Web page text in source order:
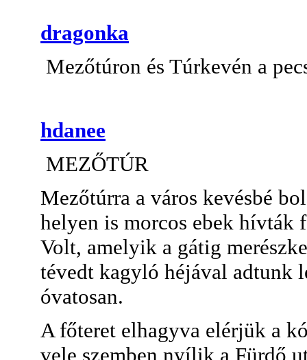
dragonka
Mezőtúron és Túrkevén a
hdanee
MEZŐTÚR
Mezőtúrra a város kevésbé
helyen is morcos ebek
Volt, amelyik a gátig
tévedt kagyló héjával adtunk
óvatosan.
A főteret elhagyva elérjük a
vele szemben nyílik a Fürdő